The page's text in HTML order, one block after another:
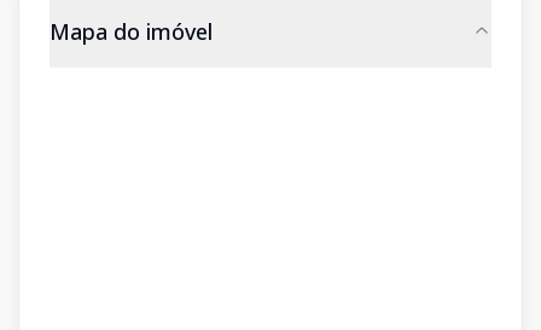
Mapa do imóvel